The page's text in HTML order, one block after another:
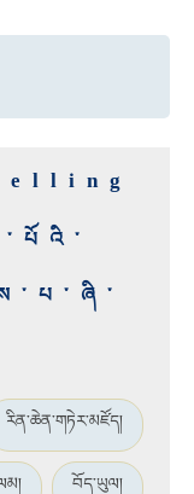
རིན་ཆེན་གཏེར་མཛོད།
བོད་ཡུལ།